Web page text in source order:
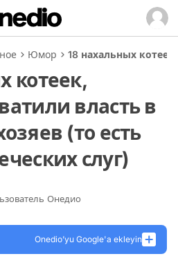
Юмор 18 нахальных
котеек,
власть в
(то есть
слуг)
Онедио
Onedio’yu Google'a ekleyin